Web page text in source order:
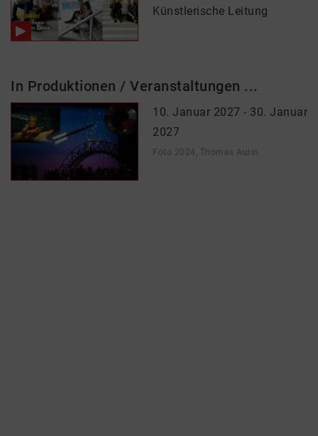
Künstlerische Leitung
In Produktionen / Veranstaltungen ...
10. Januar 2027 - 30. Januar
2027
Foto 2024, Thomas Aurin